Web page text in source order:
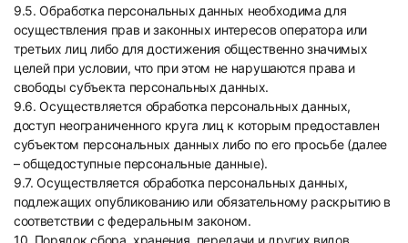
9.5. Обработка персональных данных необходима для
осуществления прав и законных интересов оператора или
третьих лиц либо для достижения общественно значимых
целей при условии, что при этом не нарушаются права и
свободы субъекта персональных данных.
9.6. Осуществляется обработка персональных данных,
доступ неограниченного круга лиц к которым предоставлен
субъектом персональных данных либо по его просьбе (далее
– общедоступные персональные данные).
9.7. Осуществляется обработка персональных данных,
подлежащих опубликованию или обязательному раскрытию в
соответствии с федеральным законом.
10. Порядок сбора, хранения, передачи и других видов